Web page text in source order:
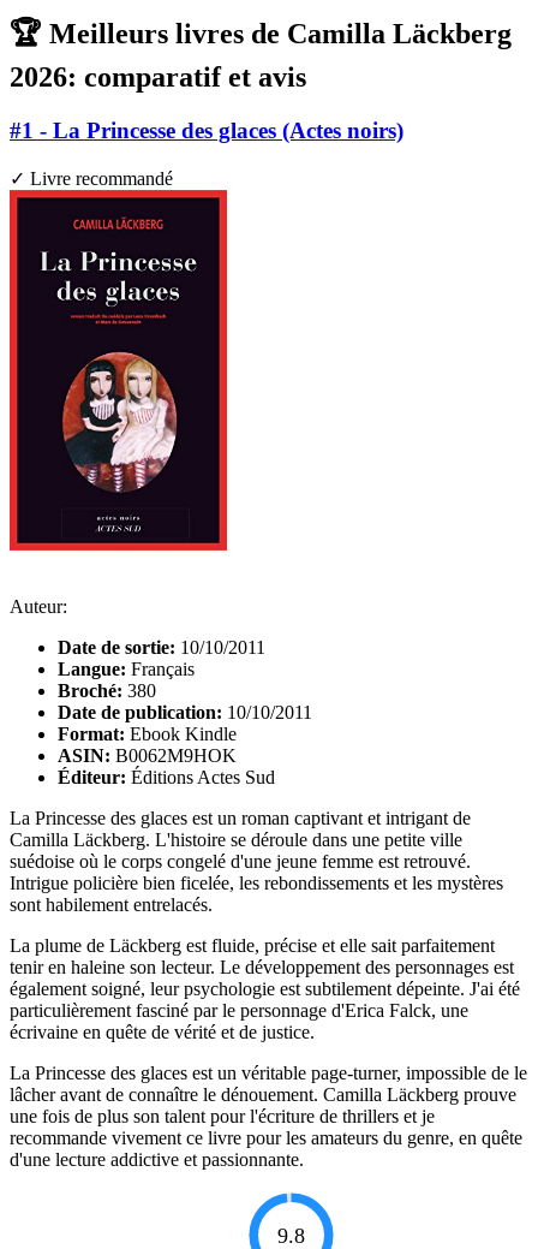
🏆 Meilleurs livres de Camilla Läckberg
2026: comparatif et avis
#1 - La Princesse des glaces (Actes noirs)
✓ Livre recommandé
Auteur:
Date de sortie: 10/10/2011
Langue: Français
Broché: 380
Date de publication: 10/10/2011
Format: Ebook Kindle
ASIN: B0062M9HOK
Éditeur: Éditions Actes Sud
La Princesse des glaces est un roman captivant et intrigant de
Camilla Läckberg. L'histoire se déroule dans une petite ville
suédoise où le corps congelé d'une jeune femme est retrouvé.
Intrigue policière bien ficelée, les rebondissements et les mystères
sont habilement entrelacés.
La plume de Läckberg est fluide, précise et elle sait parfaitement
tenir en haleine son lecteur. Le développement des personnages est
également soigné, leur psychologie est subtilement dépeinte. J'ai été
particulièrement fasciné par le personnage d'Erica Falck, une
écrivaine en quête de vérité et de justice.
La Princesse des glaces est un véritable page-turner, impossible de le
lâcher avant de connaître le dénouement. Camilla Läckberg prouve
une fois de plus son talent pour l'écriture de thrillers et je
recommande vivement ce livre pour les amateurs du genre, en quête
d'une lecture addictive et passionnante.
9.8